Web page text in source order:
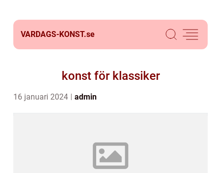
VARDAGS-KONST.se
konst för klassiker
16 januari 2024 admin